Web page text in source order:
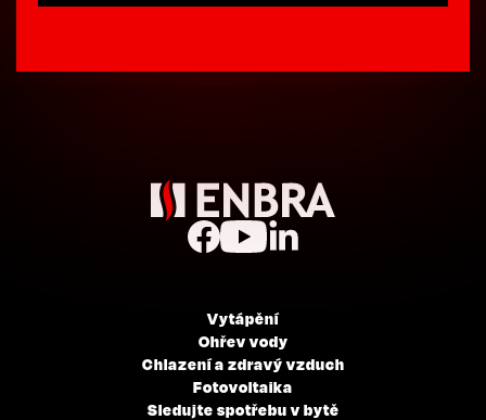
Vytápění
Ohřev vody
Chlazení a zdravý vzduch
Fotovoltaika
Sledujte spotřebu v bytě